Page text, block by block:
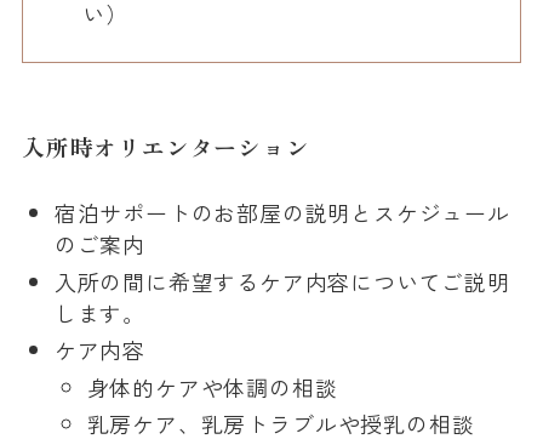
い）
入所時オリエンターション
宿泊サポートのお部屋の説明とスケジュール
のご案内
入所の間に希望するケア内容についてご説明
します。
ケア内容
身体的ケアや体調の相談
乳房ケア、乳房トラブルや授乳の相談